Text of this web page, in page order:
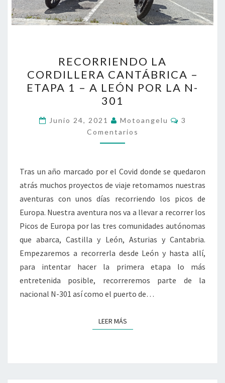
LA
CORDILLERA
CANTÁBRICA
–
ETAPA
1
–
LEÓN
POR
LA
N-
301
RECORRIENDO LA
CORDILLERA CANTÁBRICA –
ETAPA 1 – A LEÓN POR LA N-
301
Junio 24, 2021 Motoangelu
3
Comentarios
Tras un año marcado por el Covid donde se quedaron
atrás muchos proyectos de viaje retomamos nuestras
aventuras con unos días recorriendo los picos de
Europa. Nuestra aventura nos va a llevar a recorrer los
Picos de Europa por las tres comunidades autónomas
que abarca, Castilla y León, Asturias y Cantabria.
Empezaremos a recorrerla desde León y hasta allí,
para intentar hacer la primera etapa lo más
entretenida posible, recorreremos parte de la
nacional N-301 así como el puerto de…
LEER MÁSLEER MÁS